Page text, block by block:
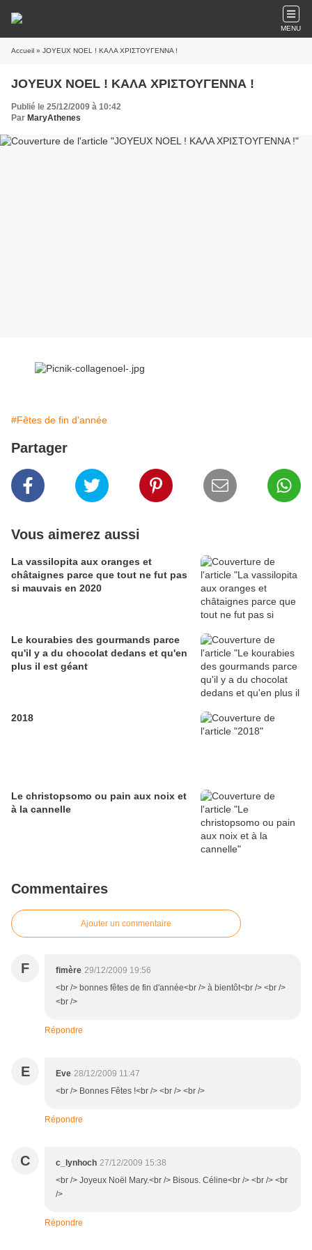
MENU
Accueil » JOYEUX NOEL ! ΚΑΛΑ ΧΡΙΣΤΟΥΓΕΝΝΑ !
JOYEUX NOEL ! ΚΑΛΑ ΧΡΙΣΤΟΥΓΕΝΝΑ !
Publié le 25/12/2009 à 10:42
Par MaryAthenes
#Fêtes de fin d'année
Partager
Vous aimerez aussi
La vassilopita aux oranges et
châtaignes parce que tout ne fut pas
si mauvais en 2020
Le kourabies des gourmands parce
qu'il y a du chocolat dedans et qu'en
plus il est géant
2018
Le christopsomo ou pain aux noix et
à la cannelle
Commentaires
Ajouter un commentaire
F fimère 29/12/2009 19:56
<br /> bonnes fêtes de fin d'année<br /> à bientôt<br /> <br />
<br />
Répondre
E Eve 28/12/2009 11:47
<br /> Bonnes Fêtes !<br /> <br /> <br />
Répondre
C c_lynhoch 27/12/2009 15:38
<br /> Joyeux Noël Mary.<br /> Bisous. Céline<br /> <br /> <br
/>
Répondre